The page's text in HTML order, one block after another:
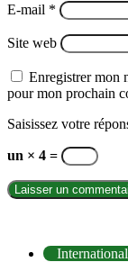
E-mail *
Site web
Enregistrer mon
pour mon prochain
Saisissez votre
un × 4 =
International